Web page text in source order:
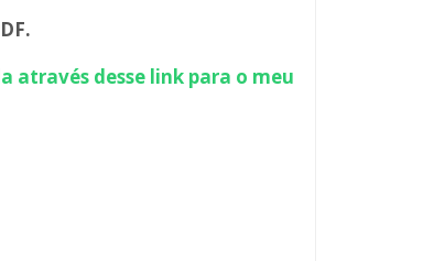
através desse link para o meu